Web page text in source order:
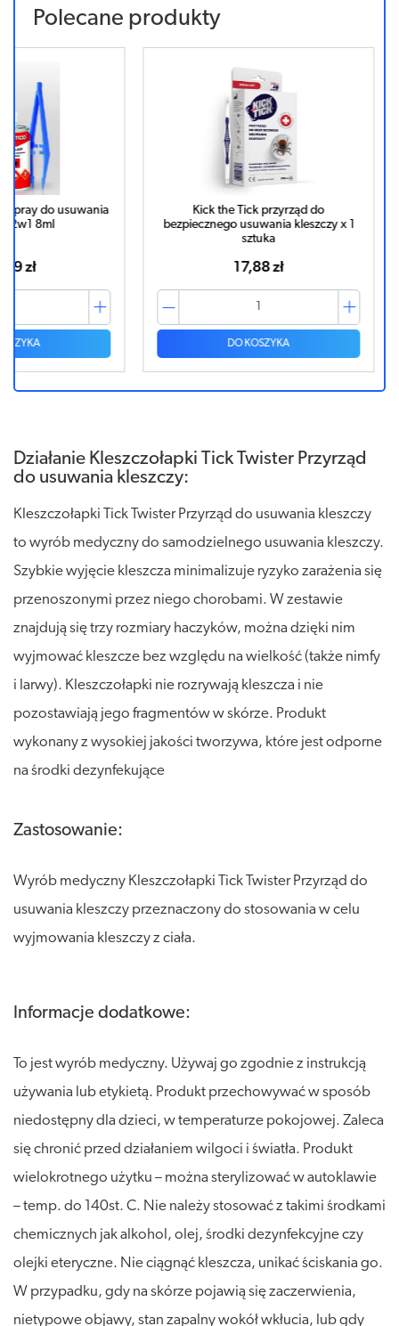
Polecane produkty
Kick the Tick przyrząd do
bezpiecznego usuwania kleszczy x 1
Działanie Kleszczołapki Tick Twister Przyrząd
do usuwania kleszczy:
Kleszczołapki Tick Twister Przyrząd do usuwania kleszczy
to wyrób medyczny do samodzielnego usuwania kleszczy.
Szybkie wyjęcie kleszcza minimalizuje ryzyko zarażenia się
przenoszonymi przez niego chorobami. W zestawie
znajdują się trzy rozmiary haczyków, można dzięki nim
wyjmować kleszcze bez względu na wielkość (także nimfy
i larwy). Kleszczołapki nie rozrywają kleszcza i nie
pozostawiają jego fragmentów w skórze. Produkt
wykonany z wysokiej jakości tworzywa, które jest odporne
na środki dezynfekujące
Zastosowanie:
Wyrób medyczny Kleszczołapki Tick Twister Przyrząd do
usuwania kleszczy przeznaczony do stosowania w celu
wyjmowania kleszczy z ciała.
Informacje dodatkowe:
To jest wyrób medyczny. Używaj go zgodnie z instrukcją
używania lub etykietą. Produkt przechowywać w sposób
niedostępny dla dzieci, w temperaturze pokojowej. Zaleca
się chronić przed działaniem wilgoci i światła. Produkt
wielokrotnego użytku – można sterylizować w autoklawie
– temp. do 140st. C. Nie należy stosować z takimi środkami
chemicznych jak alkohol, olej, środki dezynfekcyjne czy
olejki eteryczne. Nie ciągnąć kleszcza, unikać ściskania go.
W przypadku, gdy na skórze pojawią się zaczerwienia,
nietypowe objawy, stan zapalny wokół wkłucia, lub gdy